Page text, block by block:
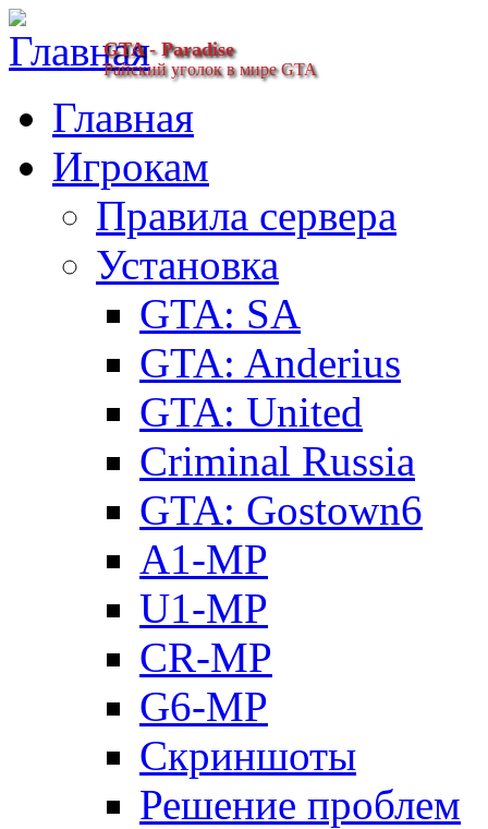
GTA - Paradise
Райский уголок в мире GTA
Главная
Игрокам
Правила сервера
Установка
GTA: SA
GTA: Anderius
GTA: United
Criminal Russia
GTA: Gostown6
A1-MP
U1-MP
CR-MP
G6-MP
Скриншоты
Решение проблем